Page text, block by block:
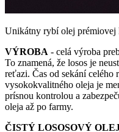
Unikátny rybí olej prémiovej
VÝROBA - celá výroba
To znamená, že losos je
reťazi. Čas od sekání celého
vysokokvalitného oleja je
prísnou kontrolou a
oleja až po farmy.
ČISTÝ LOSOSOVÝ